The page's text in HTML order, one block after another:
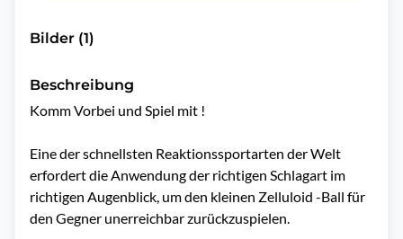
Bilder (1)
Beschreibung
Komm Vorbei und Spiel mit !
Eine der schnellsten Reaktionssportarten der Welt
erfordert die Anwendung der richtigen Schlagart im
richtigen Augenblick, um den kleinen Zelluloid -Ball für
den Gegner unerreichbar zurückzuspielen.